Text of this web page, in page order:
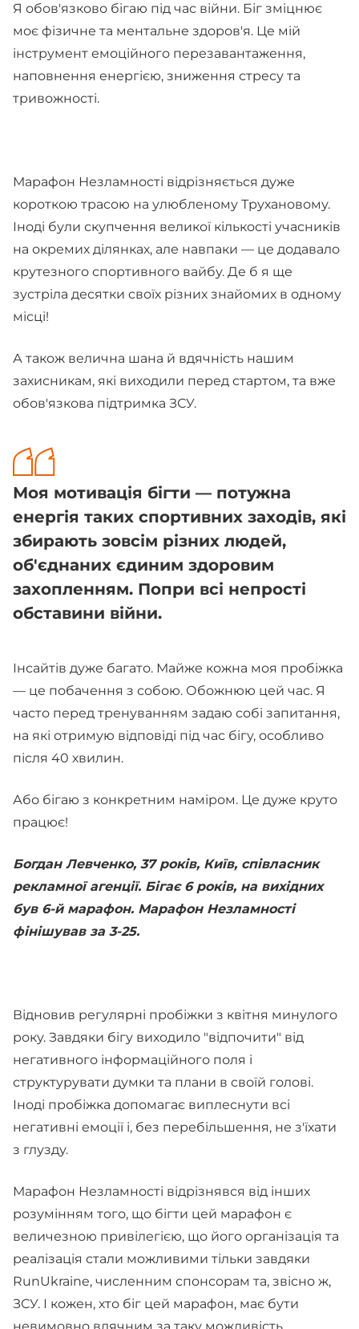
Я обов'язково бігаю під час війни. Біг зміцнює
моє фізичне та ментальне здоров'я. Це мій
інструмент емоційного перезавантаження,
наповнення енергією, зниження стресу та
тривожності.
Марафон Незламності відрізняється дуже
короткою трасою на улюбленому Трухановому.
Іноді були скупчення великої кількості учасників
на окремих ділянках, але навпаки — це додавало
крутезного спортивного вайбу. Де б я ще
зустріла десятки своїх різних знайомих в одному
місці!
А також велична шана й вдячність нашим
захисникам, які виходили перед стартом, та вже
обов'язкова підтримка ЗСУ.
Моя мотивація бігти — потужна
енергія таких спортивних заходів, які
збирають зовсім різних людей,
об'єднаних єдиним здоровим
захопленням. Попри всі непрості
обставини війни.
Інсайтів дуже багато. Майже кожна моя пробіжка
— це побачення з собою. Обожнюю цей час. Я
часто перед тренуванням задаю собі запитання,
на які отримую відповіді під час бігу, особливо
після 40 хвилин.
Або бігаю з конкретним наміром. Це дуже круто
працює!
Богдан Левченко, 37 років, Київ, співласник
рекламної агенції. Бігає 6 років, на вихідних
був 6-й марафон. Марафон Незламності
фінішував за 3-25.
Відновив регулярні пробіжки з квітня минулого
року. Завдяки бігу виходило "відпочити" від
негативного інформаційного поля і
структурувати думки та плани в своїй голові.
Іноді пробіжка допомагає виплеснути всі
негативні емоції і, без перебільшення, не з'їхати
з глузду.
Марафон Незламності відрізнявся від інших
розумінням того, що бігти цей марафон є
величезною привілегією, що його організація та
реалізація стали можливими тільки завдяки
RunUkraine, численним спонсорам та, звісно ж,
ЗСУ. І кожен, хто біг цей марафон, має бути